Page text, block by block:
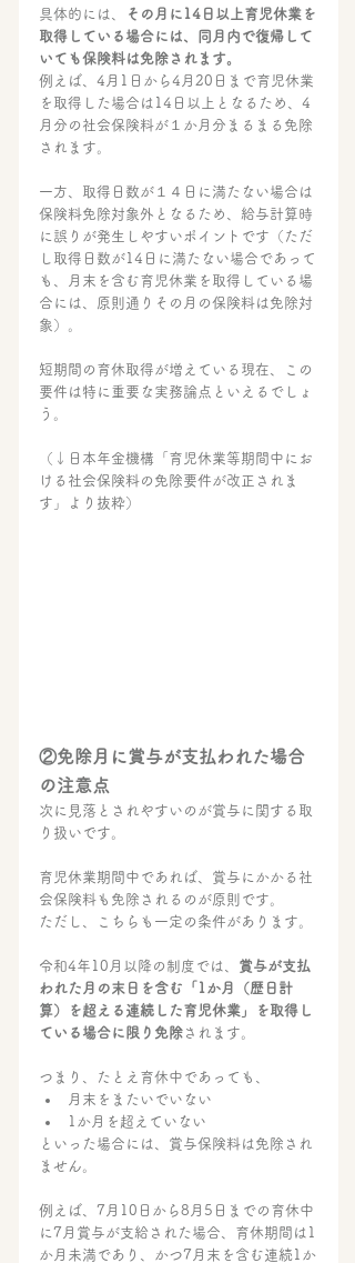
具体的には、
その月に14日以上育児休業を
取得している場合には、同月内で復帰して
いても保険料は免除されます。
例えば、4月1日から4月20日まで育児休業
を取得した場合は14日以上となるため、4
月分の社会保険料が１か月分まるまる免除
されます。
一方、取得日数が１４日に満たない場合は
保険料免除対象外となるため、給与計算時
に誤りが発生しやすいポイントです（ただ
し取得日数が14日に満たない場合であって
も、月末を含む育児休業を取得している場
合には、原則通りその月の保険料は免除対
象）。
短期間の育休取得が増えている現在、この
要件は特に重要な実務論点といえるでしょ
う。
（↓日本年金機構「育児休業等期間中にお
ける社会保険料の免除要件が改正されま
す」より抜粋）
②免除月に賞与が支払われた場合
の注意点
次に見落とされやすいのが賞与に関する取
り扱いです。
育児休業期間中であれば、賞与にかかる社
会保険料も免除されるのが原則です。
ただし、こちらも一定の条件があります。
令和4年10月以降の制度では、 賞与が支払
われた月の末日を含む「1か月（歴日計
算）を超える連続した育児休業」を取得し
ている場合に限り免除 されます。
つまり、たとえ育休中であっても、
月末をまたいでいない
1か月を超えていない
といった場合には、賞与保険料は免除され
ません。
例えば、7月10日から8月5日までの育休中
に7月賞与が支給された場合、育休期間は1
か月未満であり、かつ7月末を含む連続1か